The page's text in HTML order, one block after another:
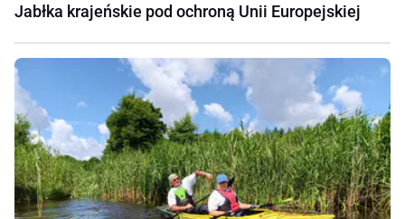
Jabłka krajeńskie pod ochroną Unii Europejskiej